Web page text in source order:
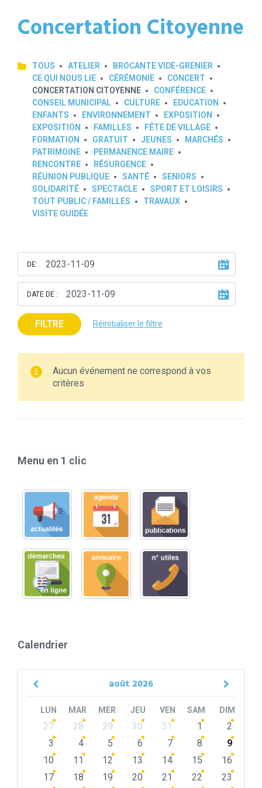
Concertation Citoyenne
TOUS ATELIER
BROCANTE VIDE-GRENIER
CE QUI NOUS LIE
CÉRÉMONIE
CONCERT
CONCERTATION CITOYENNE
CONFÉRENCE
CONSEIL MUNICIPAL
CULTURE
EDUCATION
ENFANTS
ENVIRONNEMENT
EXPOSITION
EXPOSITION
FAMILLES
FÊTE DE VILLAGE
FORMATION
GRATUIT JEUNES
MARCHÉS
PATRIMOINE
PERMANENCE MAIRE
RENCONTRE
RÉSURGENCE
RÉUNION PUBLIQUE
SANTÉ
SENIORS
SOLIDARITÉ
SPECTACLE
SPORT ET LOISIRS
TOUT PUBLIC / FAMILLES
TRAVAUX
VISITE GUIDÉE
DE:
DATE DE :
FILTRE Réinitialiser le filtre
Aucun événement ne correspond à vos
critères
Menu en 1 clic
Calendrier
août 2026
Previous
LUN MAR MER JEU VEN SAM DIM
Skip
calendar
27 28 29 30 31 1
2
3
4 5 6 7 8
9
10
11 12 13 14 15
16
17
18 19 20 21 22
23